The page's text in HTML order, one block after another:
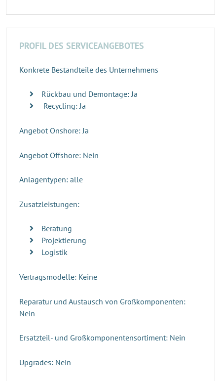
PROFIL DES SERVICEANGEBOTES
Konkrete Bestandteile des Unternehmens
Rückbau und Demontage: Ja
Recycling: Ja
Angebot Onshore: Ja
Angebot Offshore: Nein
Anlagentypen: alle
Zusatzleistungen:
Beratung
Projektierung
Logistik
Vertragsmodelle: Keine
Reparatur und Austausch von Großkomponenten:
Nein
Ersatzteil- und Großkomponentensortiment: Nein
Upgrades: Nein